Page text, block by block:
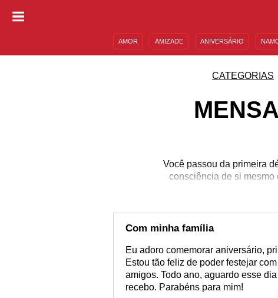
AMOR AMIZADE ANIVERSÁRIO
CATEGORIAS
Você passou da primeira
consciência de si mesmo
Com minha família
Eu adoro comemorar aniversário,
Estou tão feliz de poder festejar
amigos. Todo ano, aguardo esse
recebo. Parabéns para mim!